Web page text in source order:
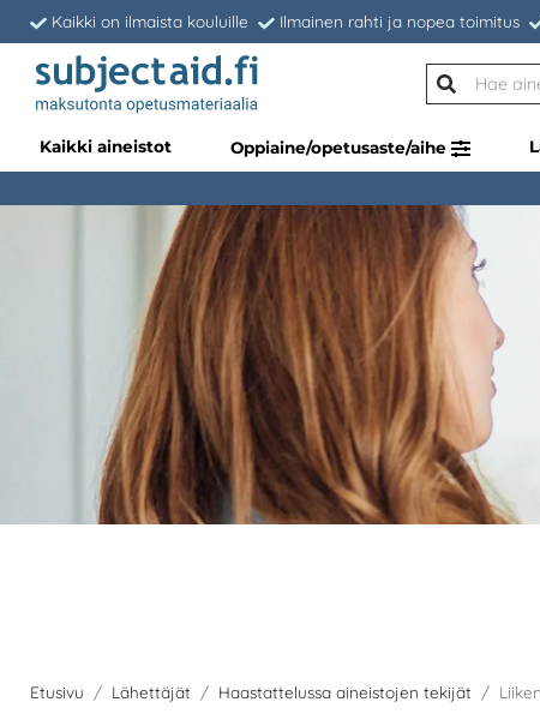
Kaikki on ilmaista kouluille Ilmainen rahti ja nopea toimitus
Kaikki aineistot Oppiaine/opetusaste/aihe
Etusivu Lähettäjät Haastattelussa aineistojen tekijät